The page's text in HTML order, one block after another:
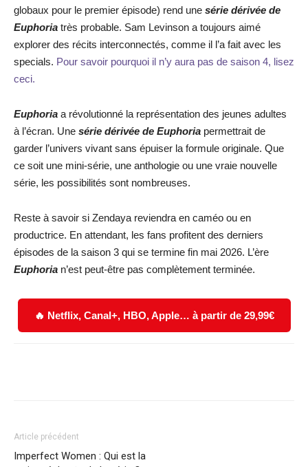
globaux pour le premier épisode) rend une série dérivée de
Euphoria très probable. Sam Levinson a toujours aimé
explorer des récits interconnectés, comme il l’a fait avec les
specials. Pour savoir pourquoi il n’y aura pas de saison 4, lisez
ceci.
Euphoria a révolutionné la représentation des jeunes adultes
à l’écran. Une série dérivée de Euphoria permettrait de
garder l’univers vivant sans épuiser la formule originale. Que
ce soit une mini-série, une anthologie ou une vraie nouvelle
série, les possibilités sont nombreuses.
Reste à savoir si Zendaya reviendra en caméo ou en
productrice. En attendant, les fans profitent des derniers
épisodes de la saison 3 qui se termine fin mai 2026. L’ère
Euphoria n’est peut-être pas complètement terminée.
🔥 Netflix, Canal+, HBO, Apple… à partir de 29,99€
Article précédent
Imperfect Women : Qui est la